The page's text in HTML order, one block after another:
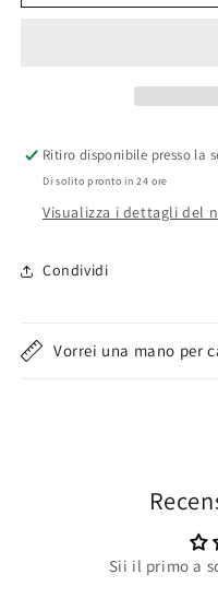
Ritiro disponibile presso la
Di solito pronto in 24 ore
Visualizza i dettagli del
Condividi
Vorrei una mano per
Sii il primo a